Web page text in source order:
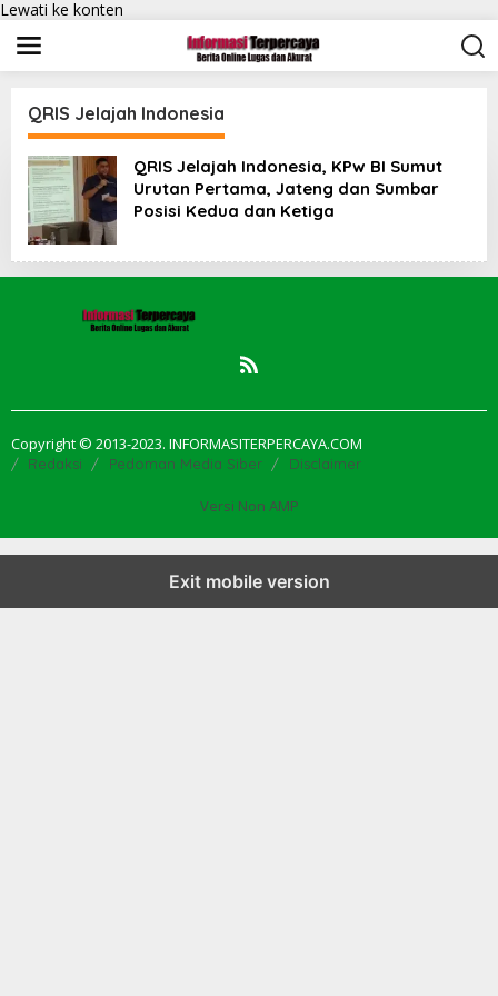
Lewati ke konten
QRIS Jelajah Indonesia
QRIS Jelajah Indonesia, KPw BI Sumut
Urutan Pertama, Jateng dan Sumbar
Posisi Kedua dan Ketiga
Copyright © 2013-2023. INFORMASITERPERCAYA.COM
Redaksi Pedoman Media Siber Disclaimer
Versi Non AMP
Exit mobile version